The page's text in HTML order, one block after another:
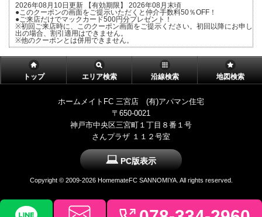
2026年08月10日更新 【有効期限】 2026年08月末頃
●このクーポンの画面をご提示いただくと仲介手数料50％OFF！
●ご来店だけでマックカード500円分プレゼント！
※初回ご来店時に、このクーポン画面をご提示ください。初回以降にお申し
出の場合、割引適用はできません。
※他のクーポンとは併用できません。
トップ エリア検索 沿線検索 地図検索
ホームメイトFC 三宮店 (有)アパマン住宅
〒650-0021
神戸市中央区三宮町１丁目８番１号
さんプラザ １１２号室
PC版表示
Copyright © 2009-2026 HomemateFC SANNOMIYA. All rights reserved.